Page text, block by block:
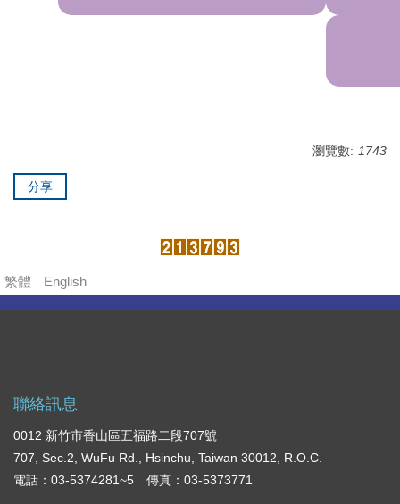
瀏覽數: 1743
分享
繁體 English
聯絡訊息
0012 新竹市香山區五福路二段707號
707, Sec.2, WuFu Rd., Hsinchu, Taiwan 30012, R.O.C.
電話：03-5374281~5 傳真：03-5373771